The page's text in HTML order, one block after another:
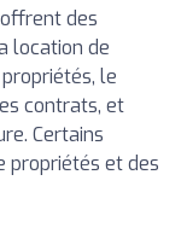
des
location de
le
contrats, et
Certains
propriétés et des